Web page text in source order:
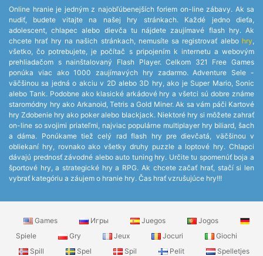
Online hranie je jedným z najobľúbenejších foriem on-line zábavy. Ak sa
nudiť, budete vitajte na našej hry stránkach. Každé jedno dieťa,
adolescent, chlapec alebo dievča tu nájdete zaujímavé flash hry. Ak
chcete hrať hry na našich stránkach, nemusíte sa registrovať alebo hry,
všetko, čo potrebujete, je počítač s pripojením k internetu a webovým
prehliadačom s nainštalovaný Flash Player. Celkom 321 Free Games
ponúka viac ako 1000 zaujímavých hry zadarmo. Adventure Sele -
väčšinou sa jedná o akciu v 2D alebo 3D hry, ako je Super Mario, Sonic
alebo Tank. Podobne ako klasické arkádové hry a všetci sú dobre známe
staromódny hry ako Arkanoid, Tetris a Gold Miner. Ak sa vám páči Kartové
hry Zdobenie hry ako poker alebo blackjack. Niektoré hry si môžete zahrať
on-line so svojimi priateľmi, najviac populárne multiplayer hry biliard, šach
a dáma. Ponúkame tiež celý rad flash hry pre dievčatá, väčšinou v
obliekaní hry, rovnako ako všetky druhy puzzle a loptové hry. Chlapci
dávajú prednosť závodné alebo auto tuning hry. Určite tu spomenúť boja a
športové hry, a strategické hry a RPG. Ak chcete začať hrať, stačí si len
vybrať kategóriu a záujem o hranie hry. Čas hrať vzrušujúce hry!!!
Games Игры Juegos
Jogos
Spiele
Gry Jeux Jocuri
Giochi
Spill
Spel Spil Pelit
Spelletjes